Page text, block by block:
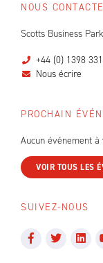
NOUS
Scotts Business
+44 (0) 1398
Nous écrire
PROCHAIN
Aucun événement à
VOIR TOUS LES
SUIVEZ-NOUS